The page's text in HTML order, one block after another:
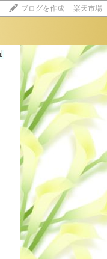
ブログを作成 楽天市場